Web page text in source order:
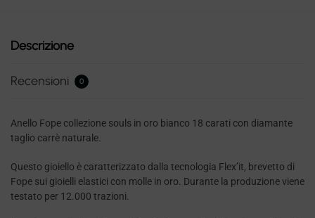
Descrizione
Recensioni 0
Anello Fope collezione souls in oro bianco 18 carati con diamante
taglio carrè naturale.
Questo gioiello è caratterizzato dalla tecnologia Flex’it, brevetto di
Fope sui gioielli elastici con molle in oro. Durante la produzione viene
testato per 12.000 trazioni.